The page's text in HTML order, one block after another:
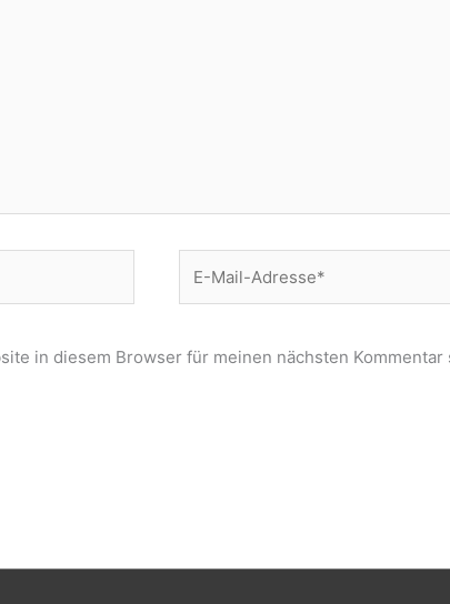
Mail-
in diesem Browser für meinen nächsten Kommentar